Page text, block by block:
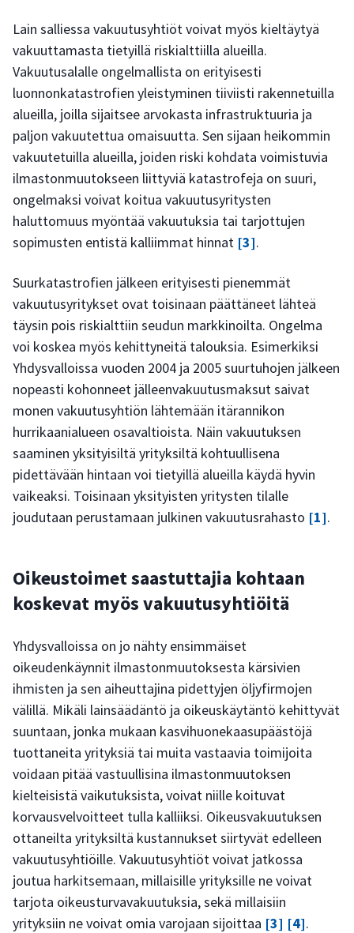
Lain salliessa vakuutusyhtiöt voivat myös kieltäytyä
vakuuttamasta tietyillä riskialttiilla alueilla.
Vakuutusalalle ongelmallista on erityisesti
luonnonkatastrofien yleistyminen tiiviisti rakennetuilla
alueilla, joilla sijaitsee arvokasta infrastruktuuria ja
paljon vakuutettua omaisuutta. Sen sijaan heikommin
vakuutetuilla alueilla, joiden riski kohdata voimistuvia
ilmastonmuutokseen liittyviä katastrofeja on suuri,
ongelmaksi voivat koitua vakuutusyritysten
haluttomuus myöntää vakuutuksia tai tarjottujen
sopimusten entistä kalliimmat hinnat [3].
Suurkatastrofien jälkeen erityisesti pienemmät
vakuutusyritykset ovat toisinaan päättäneet lähteä
täysin pois riskialttiin seudun markkinoilta. Ongelma
voi koskea myös kehittyneitä talouksia. Esimerkiksi
Yhdysvalloissa vuoden 2004 ja 2005 suurtuhojen jälkeen
nopeasti kohonneet jälleenvakuutusmaksut saivat
monen vakuutusyhtiön lähtemään itärannikon
hurrikaanialueen osavaltioista. Näin vakuutuksen
saaminen yksityisiltä yrityksiltä kohtuullisena
pidettävään hintaan voi tietyillä alueilla käydä hyvin
vaikeaksi. Toisinaan yksityisten yritysten tilalle
joudutaan perustamaan julkinen vakuutusrahasto [1].
Oikeustoimet saastuttajia kohtaan
koskevat myös vakuutusyhtiöitä
Yhdysvalloissa on jo nähty ensimmäiset
oikeudenkäynnit ilmastonmuutoksesta kärsivien
ihmisten ja sen aiheuttajina pidettyjen öljyfirmojen
välillä. Mikäli lainsäädäntö ja oikeuskäytäntö kehittyvät
suuntaan, jonka mukaan kasvihuonekaasupäästöjä
tuottaneita yrityksiä tai muita vastaavia toimijoita
voidaan pitää vastuullisina ilmastonmuutoksen
kielteisistä vaikutuksista, voivat niille koituvat
korvausvelvoitteet tulla kalliiksi. Oikeusvakuutuksen
ottaneilta yrityksiltä kustannukset siirtyvät edelleen
vakuutusyhtiöille. Vakuutusyhtiöt voivat jatkossa
joutua harkitsemaan, millaisille yrityksille ne voivat
tarjota oikeusturvavakuutuksia, sekä millaisiin
yrityksiin ne voivat omia varojaan sijoittaa [3] [4].